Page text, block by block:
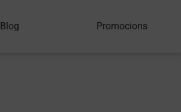
Blog Promocions